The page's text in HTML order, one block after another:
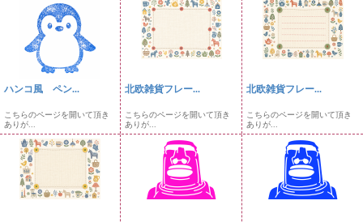
ハンコ風 ペン...
こちらのページを開いて頂き
ありが...
北欧雑貨フレー...
こちらのページを開いて頂き
ありが...
北欧雑貨フレー...
こちらのページを開いて頂き
ありが...